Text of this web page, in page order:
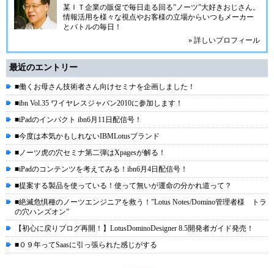
某ＩＴ企業の販促で毎日走る回る”ノーツ”大好きおじさん。
情報活用を様々な視点やお客様の立場からいつもメーカー
とバトルの毎日！
» 詳しいプロフィール
最近のエントリー
■働くお母さん技術者さん向けセミナを企画しました！
■ibn Vol.35 ワイヤレスジャパン2010に参加します！
■iPadのインパクト ibn6月11日配信号！
■今度は本気かもしれないIBMLotusブランド
■ノーツ虎の穴セミナ第二弾はXpagesが解る！
■iPadのコンテンツを考えてみる！ibn6月4日配信号！
■提案する製品を使っている！使って無いが運命の分かれ道って？
■絶滅危惧種のノーツエンジニアを救う！”Lotus Notes/Domino管理者様 トラ
の穴ハンズオン”
【初心に戻りブログ再開！】LotusDominoDesigner 8.5開発者ガイド発売！
■０９年ってSaasに引っ張られた感じがする